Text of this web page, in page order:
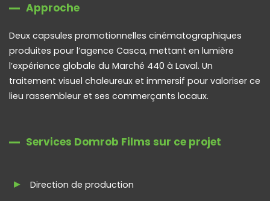
Approche
Deux capsules promotionnelles cinématographiques
produites pour l’agence Casca, mettant en lumière
l’expérience globale du Marché 440 à Laval. Un
traitement visuel chaleureux et immersif pour valoriser ce
lieu rassembleur et ses commerçants locaux.
Services Domrob Films sur ce projet
Direction de production